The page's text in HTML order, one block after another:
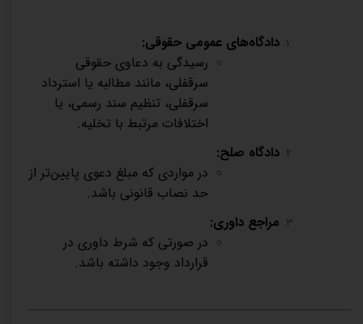
دادگاه‌های عمومی حقوقی:
رسیدگی به دعاوی حقوقی
سرقفلی، مانند مطالبه یا استرداد
سرقفلی، تنظیم سند رسمی، یا
اختلافات مرتبط با تخلیه.
دادگاه صلح:
در مواردی که مبلغ دعوی پایین‌تر از
حد نصاب قانونی باشد.
مراجع داوری:
در صورتی که شرط داوری در
قرارداد وجود داشته باشد.